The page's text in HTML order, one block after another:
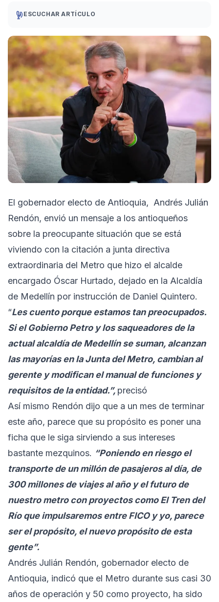
ESCUCHAR ARTÍCULO
El gobernador electo de Antioquia, Andrés Julián
Rendón, envió un mensaje a los antioqueños
sobre la preocupante situación que se está
viviendo con la citación a junta directiva
extraordinaria del Metro que hizo el alcalde
encargado Óscar Hurtado, dejado en la Alcaldía
de Medellín por instrucción de Daniel Quintero.
“Les cuento porque estamos tan preocupados.
Si el Gobierno Petro y los saqueadores de la
actual alcaldía de Medellín se suman, alcanzan
las mayorías en la Junta del Metro, cambian al
gerente y modifican el manual de funciones y
requisitos de la entidad.”, precisó
Así mismo Rendón dijo que a un mes de terminar
este año, parece que su propósito es poner una
ficha que le siga sirviendo a sus intereses
bastante mezquinos. “Poniendo en riesgo el
transporte de un millón de pasajeros al día, de
300 millones de viajes al año y el futuro de
nuestro metro con proyectos como El Tren del
Río que impulsaremos entre FICO y yo, parece
ser el propósito, el nuevo propósito de esta
gente”.
Andrés Julián Rendón, gobernador electo de
Antioquia, indicó que el Metro durante sus casi 30
años de operación y 50 como proyecto, ha sido